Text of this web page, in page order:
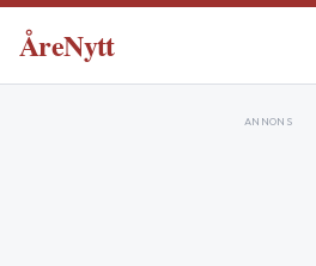
ÅreNytt
ANNONS